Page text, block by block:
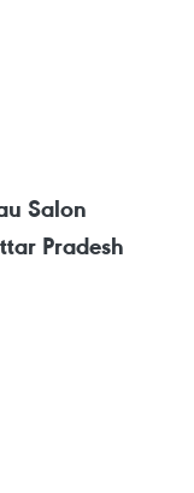
Salon
Pradesh